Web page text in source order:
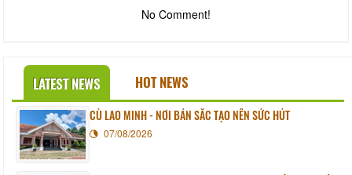
No Comment!
LATEST NEWS HOT NEWS
CÙ LAO MINH - NƠI BẢN SẮC TẠO NÊN SỨC HÚT
07/08/2026